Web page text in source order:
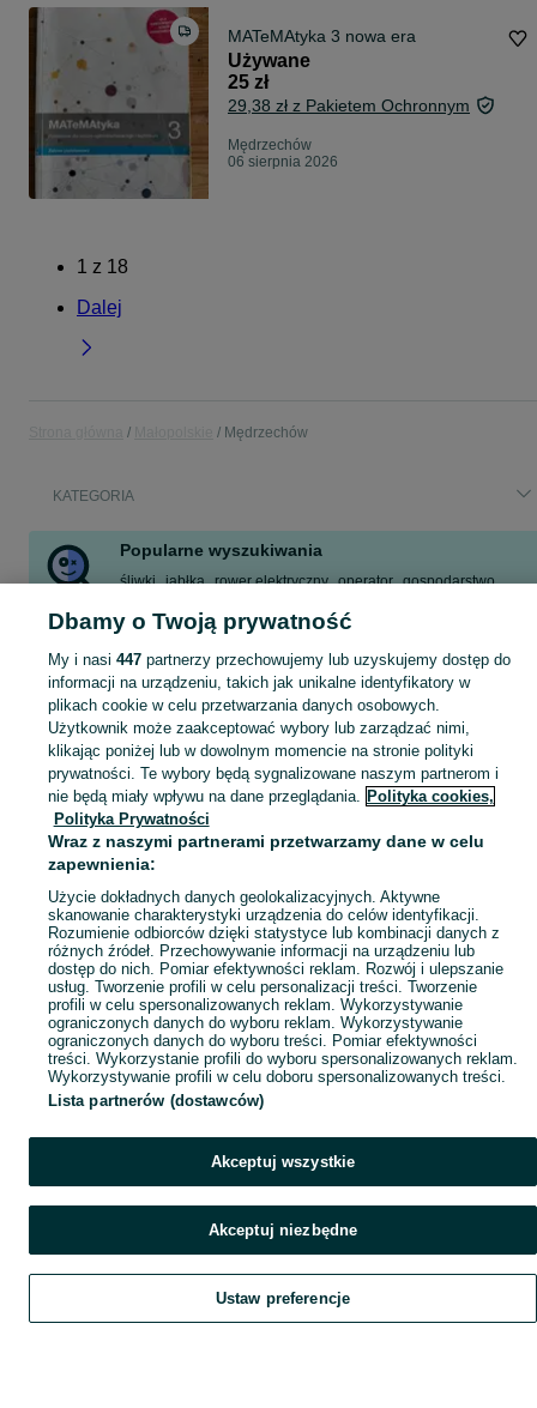
MATeMAtyka 3 nowa era
Używane
25 zł
29,38 zł z Pakietem Ochronnym
Mędrzechów
06 sierpnia 2026
1 z 18
Dalej
Mędrzechów
KATEGORIA
Popularne wyszukiwania
śliwki jabłka rower elektryczny operator gospodarstwo
praca sezonowa zbiory
traktorzysta
Skorzystaj z największego serwisu ogłoszeniowego - Mędrzechów i okolice! Kupuj to, czego pragniesz i sprzedawaj to, czego już nie potrzebujesz!
Mapa kategorii
Mapa miejscowości
Mapa ministron
Popularne wyszukiwania
Szukaj Obserwujesz Dodaj Czat Konto
Dbamy o Twoją prywatność
My i nasi 447partnerzy przechowujemy lub uzyskujemy dostęp do
informacji na urządzeniu, takich jak unikalne identyfikatory w
plikach cookie w celu przetwarzania danych osobowych.
Użytkownik może zaakceptować wybory lub zarządzać nimi,
klikając poniżej lub w dowolnym momencie na stronie polityki
prywatności. Te wybory będą sygnalizowane naszym partnerom i
nie będą miały wpływu na dane przeglądania. Polityka cookies,
Polityka Prywatności
Wraz z naszymi partnerami przetwarzamy dane w celu
zapewnienia:
Użycie dokładnych danych geolokalizacyjnych. Aktywne
skanowanie charakterystyki urządzenia do celów identyfikacji.
Rozumienie odbiorców dzięki statystyce lub kombinacji danych z
różnych źródeł. Przechowywanie informacji na urządzeniu lub
dostęp do nich. Pomiar efektywności reklam. Rozwój i ulepszanie
usług. Tworzenie profili w celu personalizacji treści. Tworzenie
profili w celu spersonalizowanych reklam. Wykorzystywanie
ograniczonych danych do wyboru reklam. Wykorzystywanie
ograniczonych danych do wyboru treści. Pomiar efektywności
treści. Wykorzystanie profili do wyboru spersonalizowanych reklam.
Wykorzystywanie profili w celu doboru spersonalizowanych treści.
Lista partnerów (dostawców)
Akceptuj wszystkie
Akceptuj niezbędne
Ustaw preferencje